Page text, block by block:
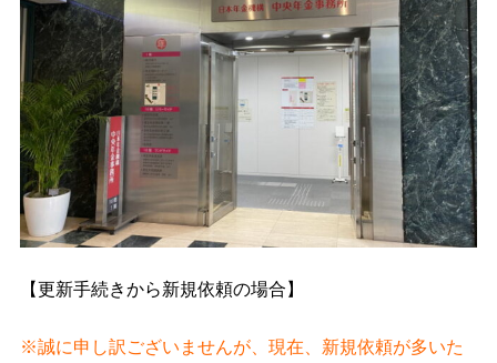
【更新手続きから新規依頼の場合】
※誠に申し訳ございませんが、現在、新規依頼が多いた